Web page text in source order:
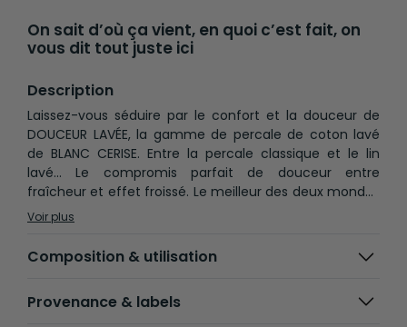
On sait d’où ça vient, en quoi c’est fait, on
vous dit tout juste ici
Description
Laissez-vous séduire par le confort et la douceur de
DOUCEUR LAVÉE, la gamme de percale de coton lavé
de BLANC CERISE. Entre la percale classique et le lin
lavé... Le compromis parfait de douceur entre
fraîcheur et effet froissé. Le meilleur des deux mondes
? Peut-être : une fois lavée en atelier, la percale de
coton a une souplesse absolue qui la rend très
confortable, avec ce petit look froissé qu'on recherche
dans le lin ou le chanvre. Le toucher est ultra-doux,
avec sa certification Oeko-tex. Ses fibres longues au
Voir plus
Composition & utilisation
Provenance & labels